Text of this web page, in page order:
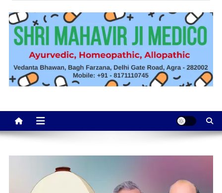
कानून राजतक